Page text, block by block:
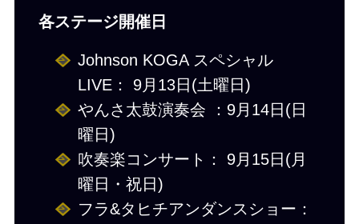
各ステージ開催日
Johnson KOGA スペシャル
LIVE： 9月13日(土曜日)
やんさ太鼓演奏会 ：9月14日(日
曜日)
吹奏楽コンサート： 9月15日(月
曜日・祝日)
フラ&タヒチアンダンスショー：